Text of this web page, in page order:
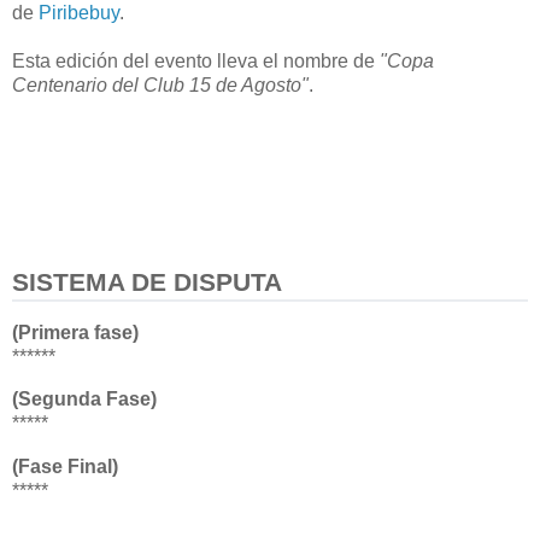
de Piribebuy.
Esta edición del evento lleva el nombre de "Copa
Centenario del Club 15 de Agosto".
SISTEMA DE DISPUTA
(Primera fase)
******
(Segunda Fase)
*****
(Fase Final)
*****